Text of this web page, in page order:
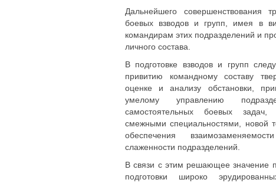
Дальнейшего совершенствования
боевых взводов и групп, имея в
командирам этих подразделений и
личного состава.
В подготовке взводов и групп
привитию командному составу
оценке и анализу обстановки,
умелому управлению
самостоятельных боевых
смежными специальностями, новой
обеспечения
слаженности подразделений.
В связи с этим решающее значение
подготовки широко